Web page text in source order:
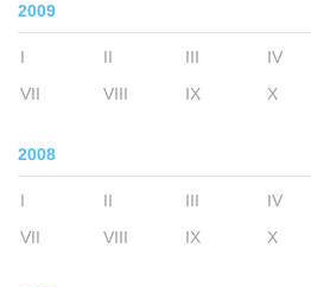
2009
I II III IV
VII
VIII IX X
2008
I II III IV
VII
VIII IX X